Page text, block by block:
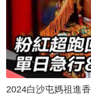
2024白沙屯媽祖進香｜